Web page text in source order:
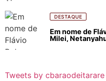
DESTAQUE
Em nome de
Milei,
Tweets by cbaraodeitarare